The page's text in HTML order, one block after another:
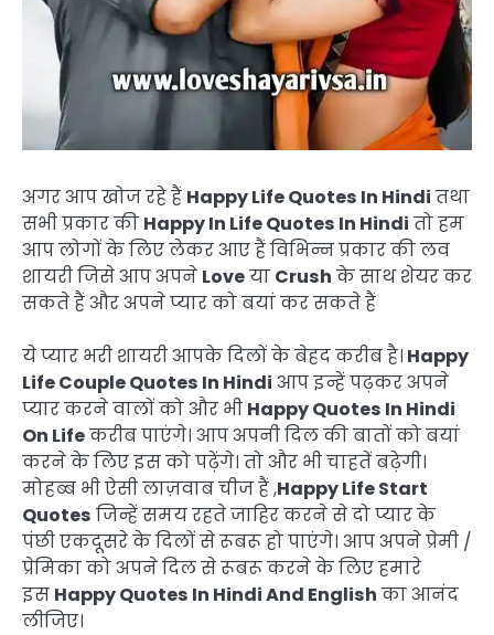
अगर आप खोज रहे हैं Happy Life Quotes In Hindi तथा
सभी प्रकार की Happy In Life Quotes In Hindi तो हम
आप लोगों के लिए लेकर आए हैं विभिन्न प्रकार की लव
शायरी जिसे आप अपने Loveया Crush के साथ शेयर कर
सकते हैं और अपने प्यार को बयां कर सकते हैं
ये प्यार भरी शायरी आपके दिलों के बेहद करीब है। Happy
Life Couple Quotes In Hindi आप इन्हें पढ़कर अपने
प्यार करने वालों को और भी Happy Quotes In Hindi
On Lifeकरीब पाएंगे। आप अपनी दिल की बातों को बयां
करने के लिए इस को पढ़ेंगे। तो और भी चाहतें बढ़ेगी।
मोहब्ब भी ऐसी लाज़वाब चीज हैं ,Happy Life Start
Quotes जिन्हें समय रहते जाहिर करने से दो प्यार के
पंछी एकदूसरे के दिलों से रूबरू हो पाएंगे। आप अपने प्रेमी /
प्रेमिका को अपने दिल से रूबरू करने के लिए हमारे
इस Happy Quotes In Hindi And English का आनंद
लीजिए।